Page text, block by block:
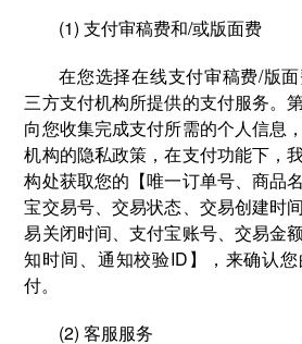
(1) 支付审稿费和/或版面费
在您选择在线⽀付审稿费/版
三方支付机构所提供的⽀付服务。
向您收集完成支付所需的个人信息
机构的隐私政策，在支付功能下，
构处获取您的【唯一订单号、商品
宝交易号、交易状态、交易创建时
易关闭时间、支付宝账号、交易金
知时间、通知校验ID】，来确认
付。
(2) 客服服务